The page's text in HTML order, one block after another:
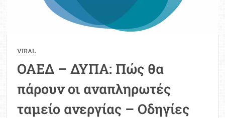
VIRAL
ΟΑΕΔ – ΔΥΠΑ: Πώς θα
πάρουν οι αναπληρωτές
ταμείο ανεργίας – Οδηγίες